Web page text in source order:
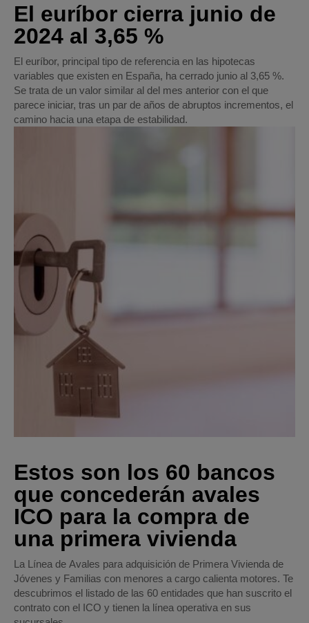
El euríbor cierra junio de
2024 al 3,65 %
El euríbor, principal tipo de referencia en las hipotecas
variables que existen en España, ha cerrado junio al 3,65 %.
Se trata de un valor similar al del mes anterior con el que
parece iniciar, tras un par de años de abruptos incrementos, el
camino hacia una etapa de estabilidad.
Estos son los 60 bancos
que concederán avales
ICO para la compra de
una primera vivienda
La Línea de Avales para adquisición de Primera Vivienda de
Jóvenes y Familias con menores a cargo calienta motores. Te
descubrimos el listado de las 60 entidades que han suscrito el
contrato con el ICO y tienen la línea operativa en sus